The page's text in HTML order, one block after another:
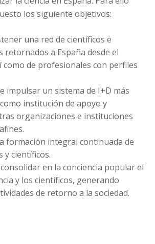
los siguiente objetivos:
una red de científicos e
retornados a España desde el
de profesionales con perfiles
impulsar un sistema de I+D más
institución de apoyo y
organizaciones e instituciones
formación integral continuada de
y científicos.
en la conciencia popular el
y los científicos, generando
de retorno a la sociedad.